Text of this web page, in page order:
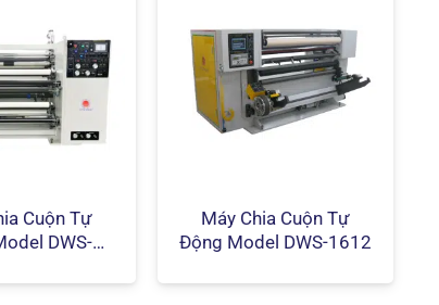
Cuộn Tự
DWS-
Máy Chia Cuộn Tự
Động Model DWS-1612